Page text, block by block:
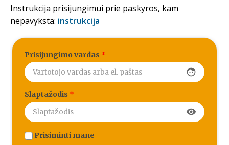
Instrukcija prisijungimui prie paskyros, kam
nepavyksta: instrukcija
Prisijungimo vardas *
face
Slaptažodis *
visibility
Prisiminti mane